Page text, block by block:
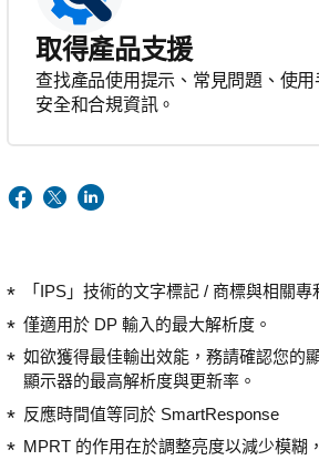
取得產品支援
查找產品使用提示、常見問題、使
安全和合規資訊。
「IPS」技術的文字標記 / 商標與相關
僅適用於 DP 輸入的最大解析度。
如欲獲得最佳輸出效能，務請確認您的
顯示器的最高解析度與更新率。
反應時間值等同於 SmartResponse
MPRT 的作用在於調整亮度以減少模糊